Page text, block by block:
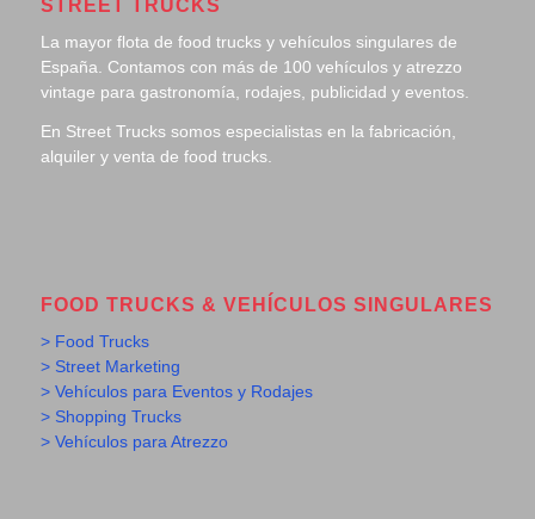
STREET TRUCKS
La mayor flota de food trucks y vehículos singulares de
España. Contamos con más de 100 vehículos y atrezzo
vintage para gastronomía, rodajes, publicidad y eventos.
En Street Trucks somos especialistas en la fabricación,
alquiler y venta de food trucks.
FOOD TRUCKS & VEHÍCULOS SINGULARES
> Food Trucks
> Street Marketing
> Vehículos para Eventos y Rodajes
> Shopping Trucks
> Vehículos para Atrezzo